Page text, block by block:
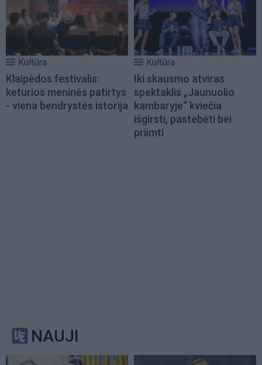
Kultūra
Klaipėdos festivalis:
keturios meninės patirtys
- viena bendrystės istorija
Kultūra
Iki skausmo atviras
spektaklis „Jaunuolio
kambaryje“ kviečia
išgirsti, pastebėti bei
priimti
NAUJI